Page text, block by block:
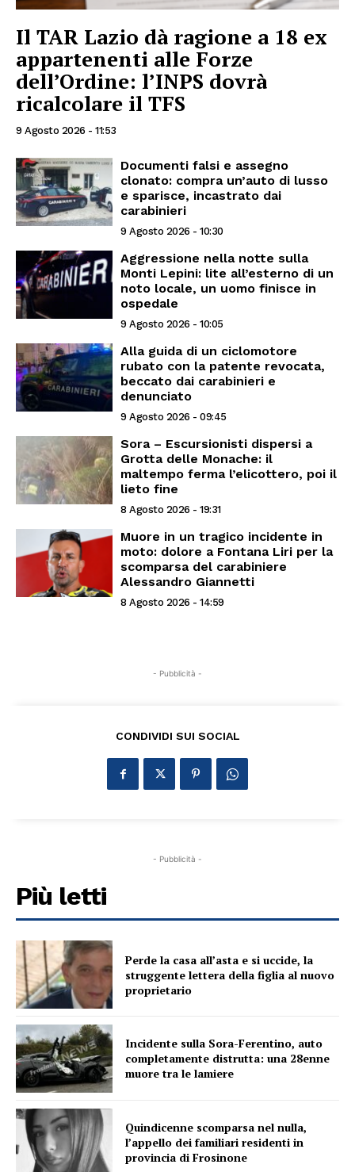
Il TAR Lazio dà ragione a 18 ex
appartenenti alle Forze
dell’Ordine: l’INPS dovrà
ricalcolare il TFS
9 Agosto 2026 - 11:53
Documenti falsi e assegno
clonato: compra un’auto di lusso
e sparisce, incastrato dai
carabinieri
9 Agosto 2026 - 10:30
Aggressione nella notte sulla
Monti Lepini: lite all’esterno di un
noto locale, un uomo finisce in
ospedale
9 Agosto 2026 - 10:05
Alla guida di un ciclomotore
rubato con la patente revocata,
beccato dai carabinieri e
denunciato
9 Agosto 2026 - 09:45
Sora – Escursionisti dispersi a
Grotta delle Monache: il
maltempo ferma l’elicottero, poi il
lieto fine
8 Agosto 2026 - 19:31
Muore in un tragico incidente in
moto: dolore a Fontana Liri per la
scomparsa del carabiniere
Alessandro Giannetti
8 Agosto 2026 - 14:59
- Pubblicità -
CONDIVIDI SUI SOCIAL
- Pubblicità -
Più letti
Perde la casa all’asta e si uccide, la
struggente lettera della figlia al nuovo
proprietario
Incidente sulla Sora-Ferentino, auto
completamente distrutta: una 28enne
muore tra le lamiere
Quindicenne scomparsa nel nulla,
l’appello dei familiari residenti in
provincia di Frosinone